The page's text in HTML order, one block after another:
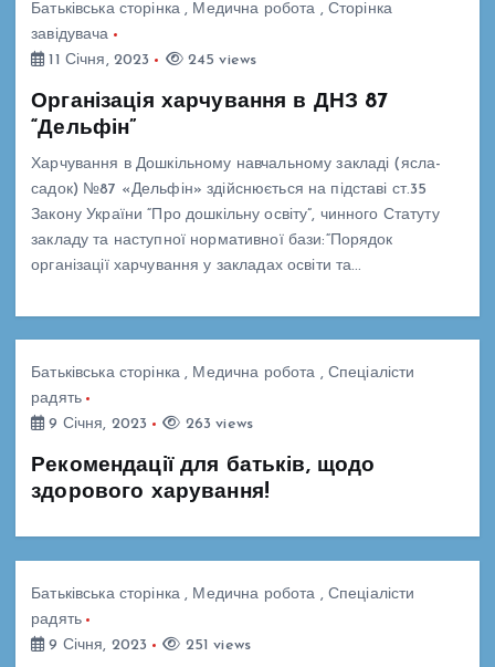
Батьківська сторінка, Медична робота , Сторінка
завідувача
11 Січня, 2023
245 views
Організація харчування в ДНЗ 87
“Дельфін”
Харчування в Дошкільному навчальному закладі (ясла-
садок) №87 «Дельфін» здійснюється на підставі ст.35
Закону України “Про дошкільну освіту”, чинного Статуту
закладу та наступної нормативної бази:“Порядок
організації харчування у закладах освіти та…
Батьківська сторінка, Медична робота , Спеціалісти
радять
9 Січня, 2023
263 views
Рекомендації для батьків, щодо
здорового харування!
Батьківська сторінка, Медична робота , Спеціалісти
радять
9 Січня, 2023
251 views